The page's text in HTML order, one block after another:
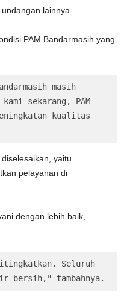
lainnya.
PAM Bandarmasih yang
masih
sekarang, PAM
kualitas
yaitu
pelayanan di
dengan lebih baik,
Seluruh
bersih," tambahnya.